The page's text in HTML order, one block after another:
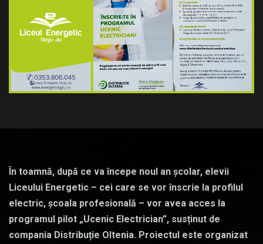
În toamnă, după ce va începe noul an școlar, elevii
Liceului Energetic – cei care se vor înscrie la profilul
electric, școala profesională – vor avea acces la
programul pilot „Ucenic Electrician”, susținut de
compania Distribuție Oltenia. Proiectul este organizat